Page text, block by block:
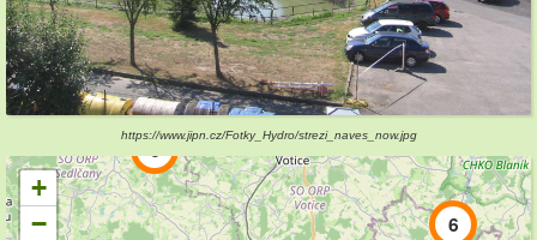
https://www.jipn.cz/Fotky_Hydro/strezi_naves_now.jpg
6
5
6
+
−